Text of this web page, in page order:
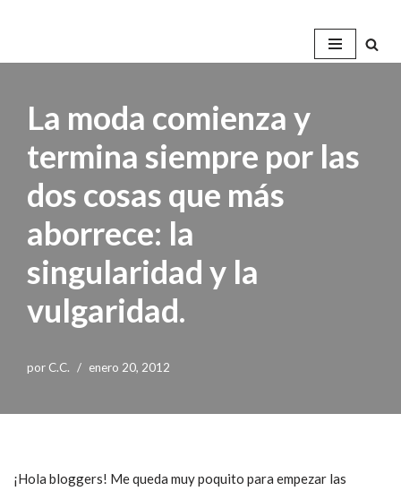
La moda comienza y
termina siempre por las
dos cosas que más
aborrece: la
singularidad y la
vulgaridad.
por C.C. enero 20, 2012
¡Hola bloggers! Me queda muy poquito para empezar las